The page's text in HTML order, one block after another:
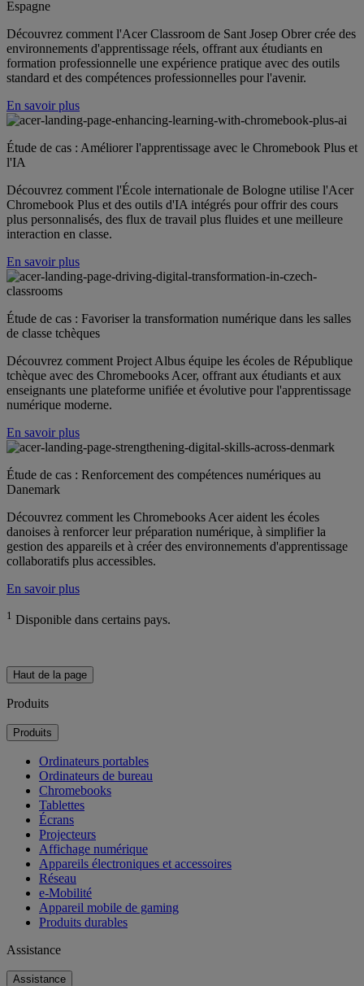
Espagne
Découvrez comment l'Acer Classroom de Sant Josep Obrer crée des
environnements d'apprentissage réels, offrant aux étudiants en
formation professionnelle une expérience pratique avec des outils
standard et des compétences professionnelles pour l'avenir.
En savoir plus
Étude de cas : Améliorer l'apprentissage avec le Chromebook Plus et
l'IA
Découvrez comment l'École internationale de Bologne utilise l'Acer
Chromebook Plus et des outils d'IA intégrés pour offrir des cours
plus personnalisés, des flux de travail plus fluides et une meilleure
interaction en classe.
En savoir plus
Étude de cas : Favoriser la transformation numérique dans les salles
de classe tchèques
Découvrez comment Project Albus équipe les écoles de République
tchèque avec des Chromebooks Acer, offrant aux étudiants et aux
enseignants une plateforme unifiée et évolutive pour l'apprentissage
numérique moderne.
En savoir plus
Étude de cas : Renforcement des compétences numériques au
Danemark
Découvrez comment les Chromebooks Acer aident les écoles
danoises à renforcer leur préparation numérique, à simplifier la
gestion des appareils et à créer des environnements d'apprentissage
collaboratifs plus accessibles.
En savoir plus
1 Disponible dans certains pays.
Haut de la page
Produits
Produits
Ordinateurs portables
Ordinateurs de bureau
Chromebooks
Tablettes
Écrans
Projecteurs
Affichage numérique
Appareils électroniques et accessoires
Réseau
e-Mobilité
Appareil mobile de gaming
Produits durables
Assistance
Assistance